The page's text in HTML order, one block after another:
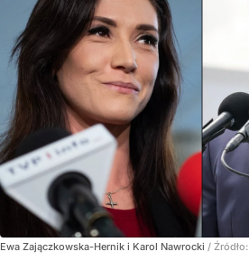
Ewa Zajączkowska-Hernik i Karol Nawrocki / Źródło: